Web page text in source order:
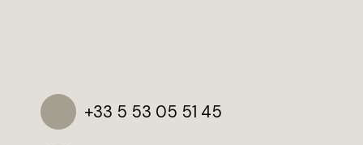
+33 5 53 05 51 45